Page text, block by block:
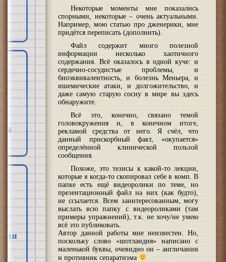
Некоторые моменты мне показались
спорными, некоторые – очень актуальными.
Например, мою статью про дженерики, мне
придётся переписать (дополнить).
Файл содержит много полезной
информации несколько хаотичного
содержания. Всё оказалось в одной куче: и
сердечно-сосудистые проблемы, и
биоэквивалентность, и болезнь Меньера, и
ишемические атаки, и долгожительство, и
даже самую старую сосну в мире вы здесь
обнаружите.
Всё это, конечно, связано темой
головокружения и, в конечном итоге,
рекламой средства от него. Я счёл, что
данный прискорбный факт, «окупается»
определённой клинической пользой
сообщения.
Похоже, это тезисы к какой-то лекции,
которые я когда-то скопировал себе в комп. В
папке есть ещё видеоролики по теме, но
презентационный файл на них (как будто),
не ссылается. Всем заинтересованным, могу
выслать всю папку с видеороликами (там
примеры упражнений), т.к. не хочу/не умею
всё это публиковать.
Автор данной работы мне неизвестен. Но,
поскольку слово «шотландия» написано с
маленькой буквы, очевидно он – англичанин
и противник сепаратизма